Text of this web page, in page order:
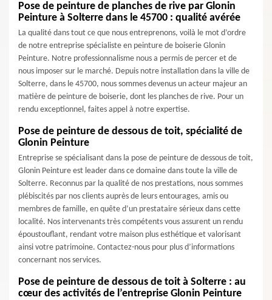
Pose de peinture de planches de rive par Glonin
Peinture à Solterre dans le 45700 : qualité avérée
La qualité dans tout ce que nous entreprenons, voilà le mot d’ordre
de notre entreprise spécialiste en peinture de boiserie Glonin
Peinture. Notre professionnalisme nous a permis de percer et de
nous imposer sur le marché. Depuis notre installation dans la ville de
Solterre, dans le 45700, nous sommes devenus un acteur majeur an
matière de peinture de boiserie, dont les planches de rive. Pour un
rendu exceptionnel, faites appel à notre expertise.
Pose de peinture de dessous de toit, spécialité de
Glonin Peinture
Entreprise se spécialisant dans la pose de peinture de dessous de toit,
Glonin Peinture est leader dans ce domaine dans toute la ville de
Solterre. Reconnus par la qualité de nos prestations, nous sommes
plébiscités par nos clients auprès de leurs entourages, amis ou
membres de famille, en quête d’un prestataire sérieux dans cette
localité. Nos intervenants très compétents vous assurent un rendu
époustouflant, rendant votre maison plus esthétique et valorisant
ainsi votre patrimoine. Contactez-nous pour plus d’informations
concernant nos services.
Pose de peinture de dessous de toit à Solterre : au
cœur des activités de l’entreprise Glonin Peinture